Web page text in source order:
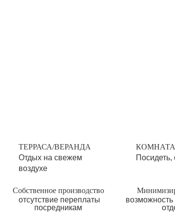
ТЕРРАСА/ВЕРАНДА
Отдых на свежем
воздухе
Посидеть,
Собственное производство
отсутствие переплаты
посредникам
возможность